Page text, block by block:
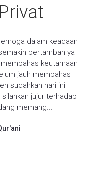
dalam keadaan
bertambah ya
keutamaan
jauh membahas
sudahkah hari ini
silahkan jujur terhadap
memang...